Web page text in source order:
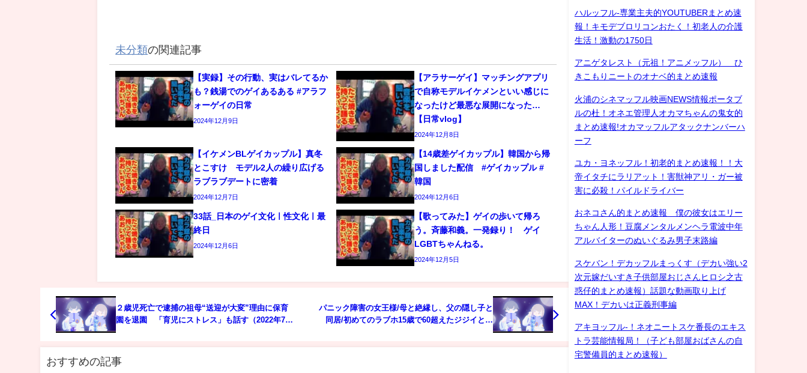
未分類の関連記事
【実録】その行動、実はバレてるか
も？銭湯でのゲイあるある #アラフ
ォーゲイの日常
2024年12月9日
【アラサーゲイ】マッチングアプリ
で自称モデルイケメンといい感じに
なったけど最悪な展開になった…
【日常vlog】
2024年12月8日
【イケメンBLゲイカップル】真冬
とこすけ モデル2人の繰り広げる
ラブラブデートに密着
2024年12月7日
【14歳差ゲイカップル】韓国から帰
国しました配信 #ゲイカップル #
韓国
2024年12月6日
33話_日本のゲイ文化ㅣ性文化ㅣ最
終日
2024年12月6日
【歌ってみた】ゲイの歩いて帰ろ
う。斉藤和義。一発録り！ ゲイ
LGBTちゃんねる。
2024年12月5日
２歳児死亡で逮捕の祖母“送迎が大変”理由に保育
園を退園 「育児にストレス」も話す（2022年7月
パニック障害の女王様/母と絶縁し、父の隠し子と
同居/初めてのラブホ15歳で60超えたジジイと…
おすすめの記事
ハルッフル-専業主夫的YOUTUBERまとめ速
報！キモデブロリコンおたく！初老人の介護
生活！激動の1750日
アニゲタレスト（元祖！アニメッフル） ひ
きこもりニートのオナベ的まとめ速報
火浦のシネマッフル映画NEWS情報ポータブ
ルの杜！オネエ管理人オカマちゃんの鬼女的
まとめ速報!オカマッフルアタックナンバーハ
ーフ
ユカ・ヨネッフル！初老的まとめ速報！！大
帝イタチにラリアット！害獣神アリ・ガー被
害に必殺！パイルドライバー
おネコさん的まとめ速報 僕の彼女はエリー
ちゃん人形！豆腐メンタルメンヘラ電波中年
アルバイターのぬいぐるみ男子末路編
スケバン！デカッフルまっくす（デカい強い2
次元嫁だいすき子供部屋おじさんヒロシ之古
惑仔的まとめ速報）話題な動画取り上げ
MAX！デカいは正義刑事編
アキヨッフル-！ネオニートスケ番長のエキス
トラ芸能情報局！（子ども部屋おばさんの自
宅警備員的まとめ速報）